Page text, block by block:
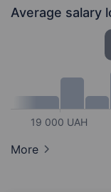
Average salary
19 000 UAH
More